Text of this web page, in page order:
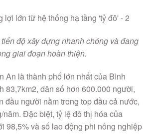
độ xây dựng nhanh chóng và đang
giai đoạn hoàn thiện.
An là thành phố lớn nhất của Bình
83,7km2, dân số hơn 600.000 người,
đầu người nằm trong top đầu cả nước,
năm. Đặc biệt, tỷ lệ đô thị hóa của
98,5% và số lao động phi nông nghiệp